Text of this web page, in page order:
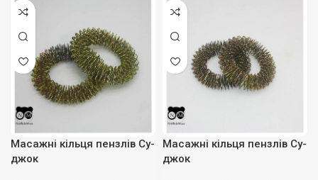
Масажні кільця пензлів Су-
джок
Масажні кільця пензлів Су-
джок